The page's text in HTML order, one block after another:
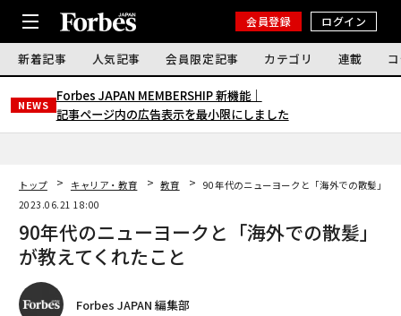
会員登録 ログイン
新着記事 人気記事 会員限定記事 カテゴリ 連載
NEWS
Forbes JAPAN MEMBERSHIP 新機能｜
記事ページ内の広告表示を最小限にしました
トップ キャリア・教育 教育
90年代のニューヨークと「海外での散髪」が
2023.06.21 18:00
90年代のニューヨークと「海外での散髪」
が教えてくれたこと
Forbes JAPAN 編集部